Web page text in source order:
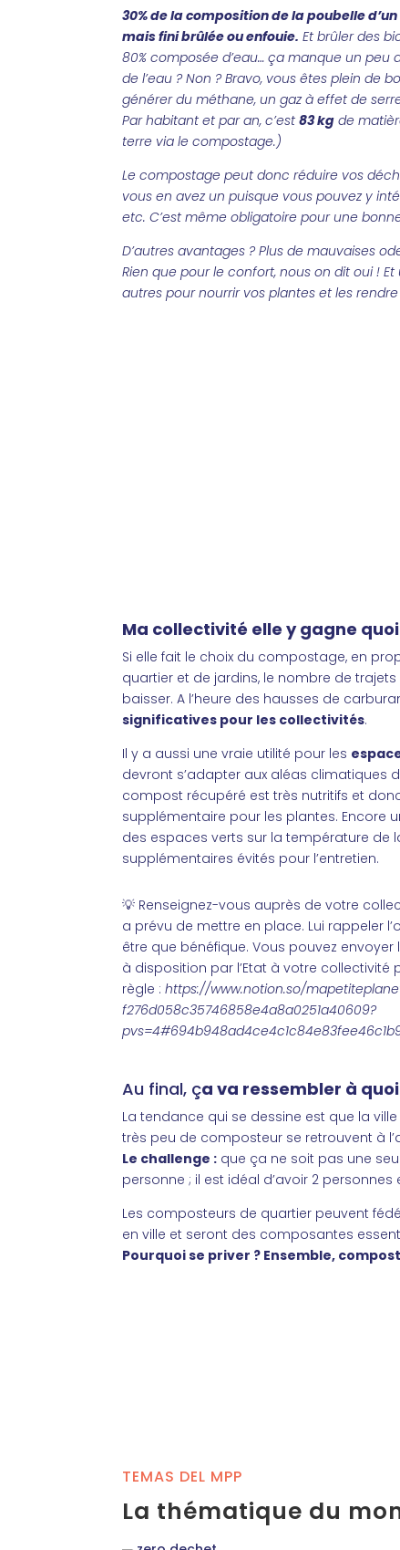
30% de la composition de la poubelle
mais fini brûlée ou enfouie. Et brûler des
80% composée d’eau… ça manque un
de l’eau ? Non ? Bravo, vous êtes plein de
générer du méthane, un gaz à effet de
Par habitant et par an, c’est83 kg de
terre via le compostage.)
Le compostage peut donc réduire vos
vous en avez un puisque vous pouvez y
etc. C’est même obligatoire pour une
D’autres avantages ? Plus de mauvaises
Rien que pour le confort, nous on dit oui !
autres pour nourrir vos plantes et les
Ma collectivité elle y gagne quoi
Si elle fait le choix du compostage, en
quartier et de jardins, le nombre de
baisser. A l’heure des hausses de
significatives pour les collectivités.
Il y a aussi une vraie utilité pour les
devront s’adapter aux aléas climatiques
compost récupéré est très nutritifs et
supplémentaire pour les plantes. Encore
des espaces verts sur la température de
supplémentaires évités pour l’entretien.
💡 Renseignez-vous auprès de votre
a prévu de mettre en place. Lui rappeler
être que bénéfique. Vous pouvez
à disposition par l’Etat à votre collectivité
règle :https://www.notion.so/
f276d058c35746858e4a8a0251a40609?
Au final, ça va ressembler à
La tendance qui se dessine est que la
très peu de composteur se retrouvent à
Le challenge : que ça ne soit pas une
personne ; il est idéal d’avoir 2 personnes
Les composteurs de quartier peuvent
en ville et seront des composantes
Pourquoi se priver ? Ensemble,
TEMAS DEL MPP
La thématique du